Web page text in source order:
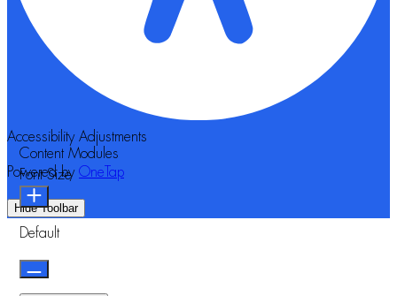
Accessibility Adjustments
Powered by OneTap
Hide Toolbar
Content Modules
Font Size
Default